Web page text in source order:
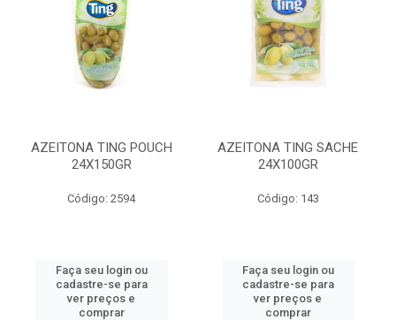
AZEITONA TING POUCH
24X150GR
Código: 2594
Faça seu login ou
cadastre-se para
ver preços e
comprar
AZEITONA TING SACHE
24X100GR
Código: 143
Faça seu login ou
cadastre-se para
ver preços e
comprar